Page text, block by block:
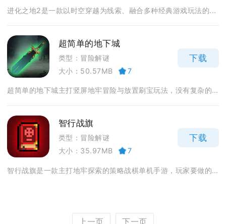
进化之地2是一款以时空穿越为线索、融合多种经典游戏玩法的...
超简单的地下城
类型：冒险解谜
大小：50.57MB
7
下载
超简单的地下城主打竖屏地牢冒险与放置刷宝玩法，没有复杂的...
智行战旗
类型：冒险解谜
大小：35.97MB
7
下载
智行战旗是一款主打地牢探索的策略战棋单机手游，玩家要做的...
上一页 下一页